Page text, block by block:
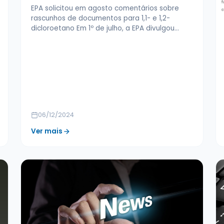
EPA solicitou em agosto comentários sobre
rascunhos de documentos para 1,1- e 1,2-
dicloroetano Em 1º de julho, a EPA divulgou…
06/12/2024
Ver mais